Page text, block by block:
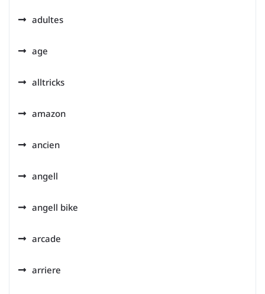
adultes
age
alltricks
amazon
ancien
angell
angell bike
arcade
arriere